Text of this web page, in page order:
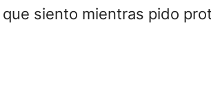
siento mientras pido